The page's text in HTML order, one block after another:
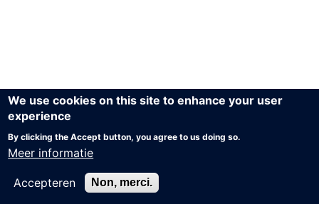
We use cookies on this site to enhance your user
experience
By clicking the Accept button, you agree to us doing so.
Meer informatie
Accepteren Non, merci.